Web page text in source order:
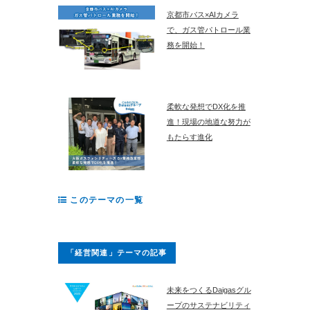
京都市バス×AIカメラ
で、ガス管パトロール業
務を開始！
柔軟な発想でDX化を推
進！現場の地道な努力が
もたらす進化
このテーマの一覧
「経営関連」テーマの記事
未来をつくるDaigasグル
ープのサステナビリティ